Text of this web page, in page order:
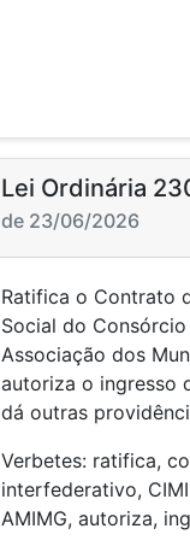
Lei Ordinária
de 23/06/2026
Ratifica o Contrato
Social do
Associação dos
autoriza o ingresso
dá outras
Verbetes: ratifica,
interfederativo,
AMIMG,